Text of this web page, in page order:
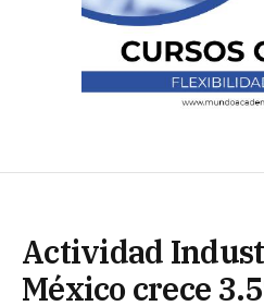
Actividad
México crece